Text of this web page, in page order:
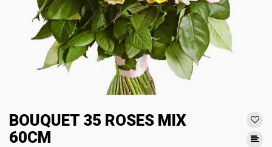
BOUQUET 35 ROSES MIX
60CM